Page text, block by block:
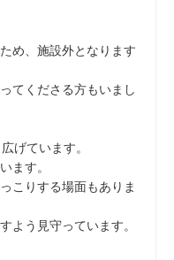
め、施設外となります
てくださる方もいまし
げています。
ます。
こりする場面もありま
よう見守っています。